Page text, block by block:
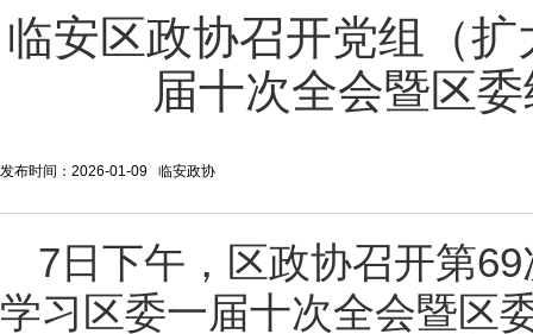
临安区政协召开党组（
届十次全会暨区
发布时间：2026-01-09 临安政协
7日下午，区政协召开第
学习区委一届十次全会暨区